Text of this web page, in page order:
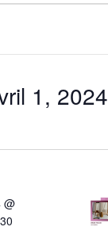
1, 2024
@